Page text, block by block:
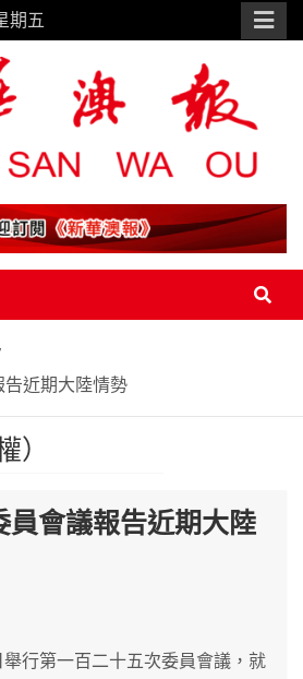
期五
告近期大陸情勢
）
員會議報告近期大陸
行第一百二十五次委員會議，就